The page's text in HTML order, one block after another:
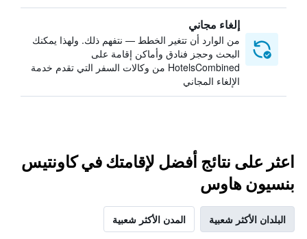
إلغاء مجاني
من الوارد أن تتغير الخطط — نتفهم ذلك. ولهذا يمكنك
البحث وحجز فنادق وأماكن إقامة على
HotelsCombined من وكالات السفر التي تقدم خدمة
الإلغاء المجاني
اعثر على نتائج أفضل لإقامتك في كاونتيس
بنسيون هاوس
البلدان الأكثر شعبية المدن الأكثر شعبية